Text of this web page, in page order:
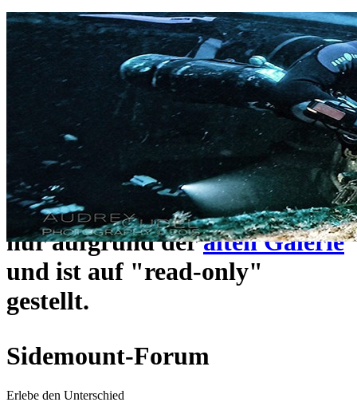
Das Sidemount-Forum ist auf
ein neues Forensystem
umgezogen und wie gewohnt
unterhttps://www.sidemount-
forum.com
erreichbar.
Das alte Forum hier existiert
nur aufgrund deralten Galerie
und ist auf "read-only"
gestellt.
Sidemount-Forum
Erlebe den Unterschied